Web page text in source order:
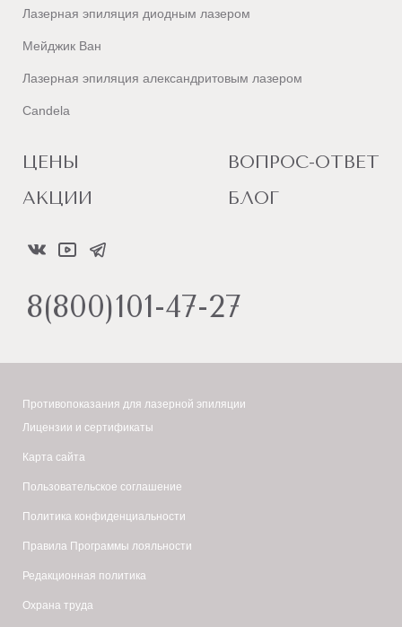
Лазерная эпиляция диодным лазером
Мейджик Ван
Лазерная эпиляция александритовым лазером
Candela
ЦЕНЫ
АКЦИИ
ВОПРОС-ОТВЕТ
БЛОГ
8(800)101-47-27
Противопоказания для лазерной эпиляции
Лицензии и сертификаты
Карта сайта
Пользовательское соглашение
Политика конфиденциальности
Правила Программы лояльности
Редакционная политика
Охрана труда